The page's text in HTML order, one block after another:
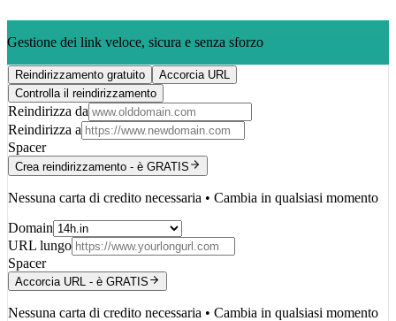
Gestione dei link veloce, sicura e senza sforzo
Reindirizzamento gratuito
Accorcia URL
Controlla il reindirizzamento
Reindirizza da
Reindirizza a
Spacer
Crea reindirizzamento - è GRATIS
Nessuna carta di credito necessaria • Cambia in qualsiasi momento
Domain
URL lungo
Spacer
Accorcia URL - è GRATIS
Nessuna carta di credito necessaria • Cambia in qualsiasi momento